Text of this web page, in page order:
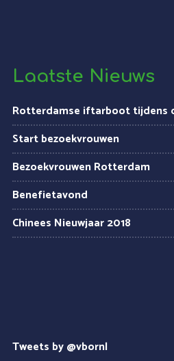
Laatste Nieuws
Rotterdamse iftarboot tijdens
Start bezoekvrouwen
Bezoekvrouwen Rotterdam
Benefietavond
Chinees Nieuwjaar 2018
Tweets by @vbornl